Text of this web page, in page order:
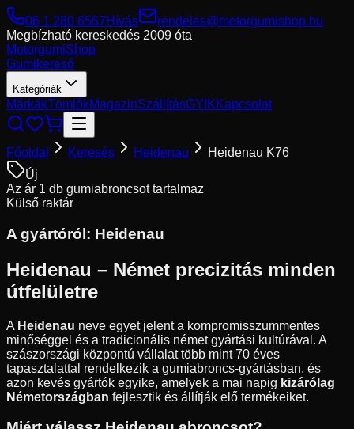
06 1 280 6567Hívás
rendeles@motorgumishop.hu
Megbízható kereskedés 2009 óta
MotorgumiShop
Gumikereső
Kategóriák
MárkákTömlőkMagazinSzállításGYIKKapcsolat
Főoldal Keresés Heidenau
Heidenau K76
Új
Az ár 1 db gumiabroncsot tartalmaz
Külső raktár
A gyártóról: Heidenau
Heidenau – Német precizitás minden
útfelületre
A Heidenau neve egyet jelent a kompromisszummentes
minőséggel és a tradicionális német gyártási kultúrával. A
szászországi központú vállalat több mint 70 éves
tapasztalattal rendelkezik a gumiabroncs-gyártásban, és
azon kevés gyártók egyike, amelyek a mai napig kizárólag
Németországban fejlesztik és állítják elő termékeiket.